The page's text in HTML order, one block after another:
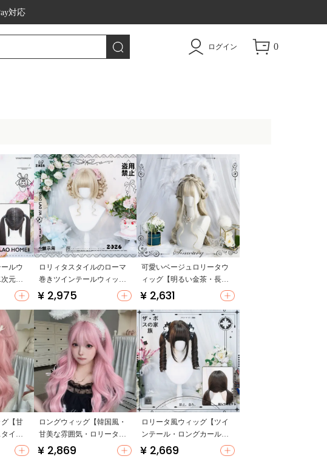
アウトドア用品|TAO
対応
ログイン 0
ルウ
元・
ロリィタスタイルのローマ
巻きツインテールウィッグ
【人気のピンク・フルヘッ
ドタイプ】
¥ 2,975
可愛いベージュロリータウ
ィッグ【明るい金茶・長い
カール・ボブテイスト】
¥ 2,631
【甘
イ
ロングウィッグ【韓国風・
甘美な雰囲気・ロリータス
タイル】
¥ 2,869
ロリータ風ウィッグ【ツイ
ンテール・ロングカール・
コスプレ用】（セットアッ
¥ 2,669